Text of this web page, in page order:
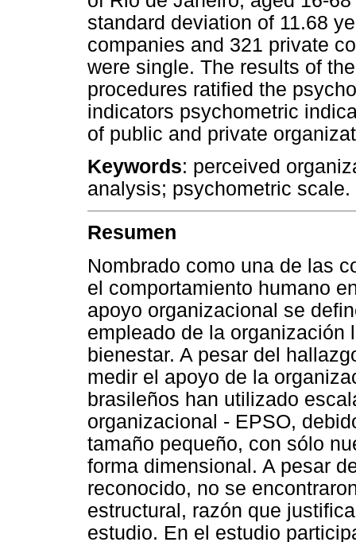
standard deviation of 11.68
companies and 321 private
were single. The results of
procedures ratified the
indicators psychometric
of public and private
Keywords: perceived
analysis; psychometric scale.
Resumen
Nombrado como una de las
el comportamiento humano
apoyo organizacional se
empleado de la organización
bienestar. A pesar del
medir el apoyo de la
brasileños han utilizado
organizacional - EPSO,
tamaño pequeño, con sólo
forma dimensional. A pesar
reconocido, no se
estructural, razón que
estudio. En el estudio